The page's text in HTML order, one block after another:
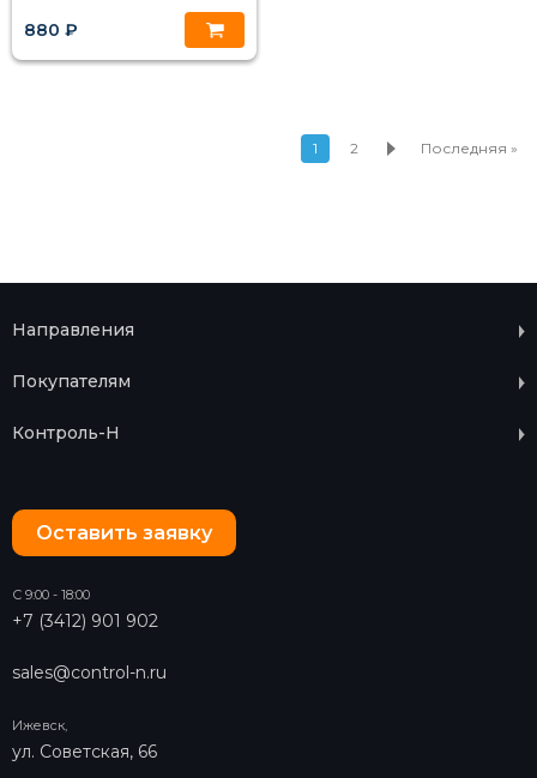
880 ₽
1 2 Последняя »
Оставить заявку
С 9:00 - 18:00
+7 (3412) 901 902
sales@control-n.ru
Ижевск,
ул. Советская, 66
Направления
Покупателям
Контроль-Н